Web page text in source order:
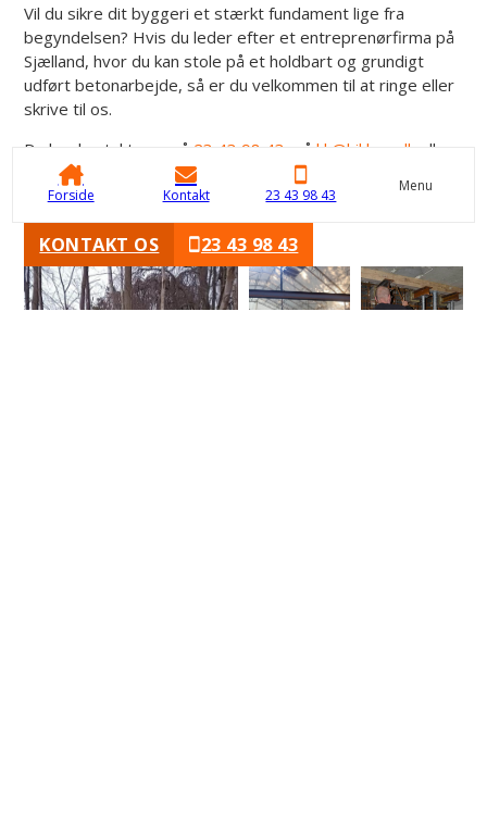
Forside Kontakt 23 43 98 43 Menu
Vil du sikre dit byggeri et stærkt fundament lige fra
begyndelsen? Hvis du leder efter et entreprenørfirma på
Sjælland, hvor du kan stole på et holdbart og grundigt
udført betonarbejde, så er du velkommen til at ringe eller
skrive til os.
Du kan kontakte os på 23 43 98 43 , påkk@kjkbyg.dk
eller
henvende dig
på hjemmesiden.
KONTAKT OS 23 43 98 43